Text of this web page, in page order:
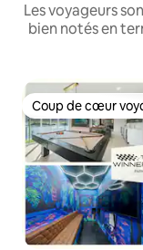
Les voyageurs
bien notés en
Coup de cœur
Coup de cœur